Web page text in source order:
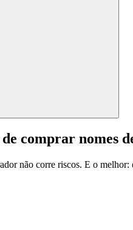
comprar nomes
não corre riscos. E o